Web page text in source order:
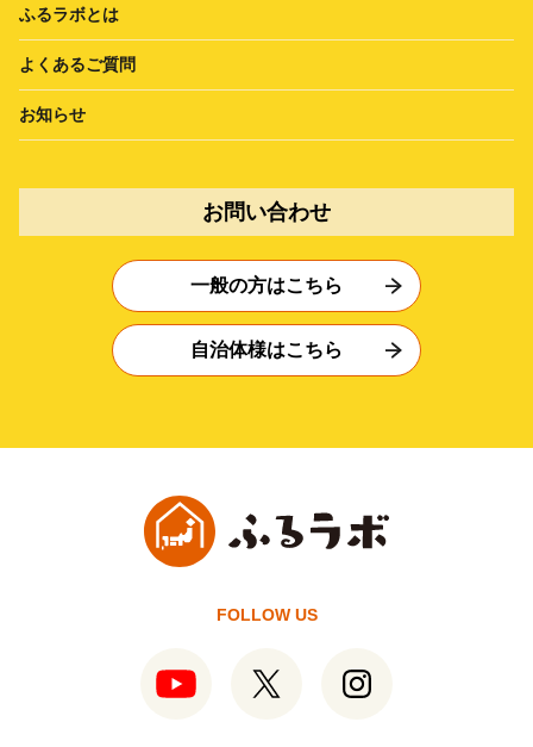
ふるラボとは
よくあるご質問
お知らせ
お問い合わせ
一般の方はこちら
自治体様はこちら
FOLLOW US